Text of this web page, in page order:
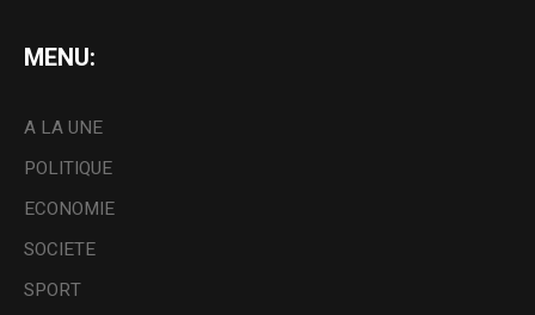
MENU:
A LA UNE
POLITIQUE
ECONOMIE
SOCIETE
SPORT